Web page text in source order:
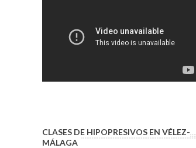
CLASES DE HIPOPRESIVOS EN VÉLEZ-
MÁLAGA